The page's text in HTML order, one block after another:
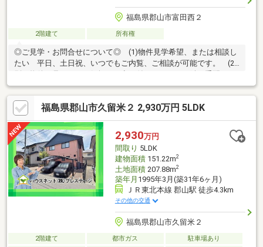
福島県郡山市富田西２
2階建て 所有権
◎ご見学・お問合せについて◎ (1)物件見学希望、または相談し
たい 平日、土日祝、いつでもご内覧、ご相談が可能です。 (2)
せて頂きます。 (3)住宅ローンが不安 「借りれるかが不安」多
くの方が初めに感じ不安だからこそ「借りれる額」や「借りてい
い金額」の算出、銀行選択の方法などご相談可能です。
福島県郡山市久留米２ 2,930万円 5LDK
2,930万円
間取り 5LDK
建物面積151.22m2
土地面積207.88m2
築年月 1995年3月(築31年6ヶ月)
ＪＲ東北本線 郡山駅 徒歩4.3km
その他の交通
福島県郡山市久留米２
2階建て 都市ガス
駐車場あり